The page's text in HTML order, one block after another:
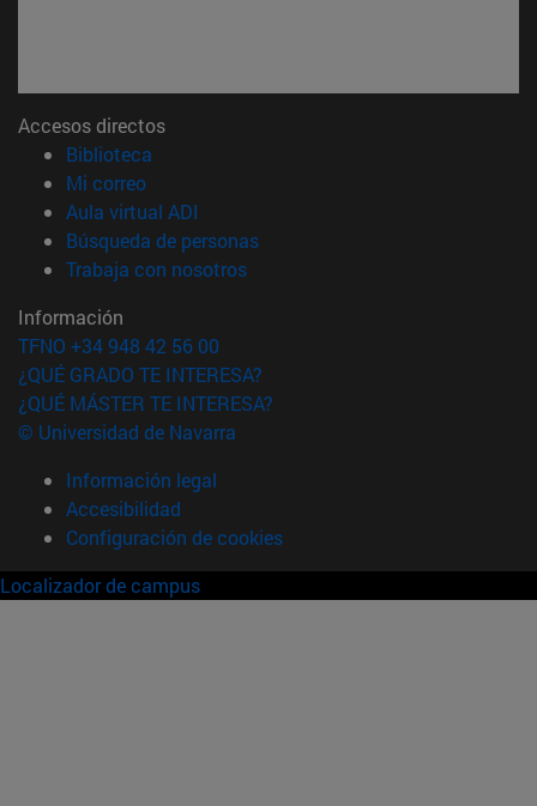
Accesos directos
Biblioteca
Mi correo(abre en nueva ventana)
Aula virtual ADI
Búsqueda de personas(abre en nueva ventana)
Trabaja con nosotros(abre en nueva ventana)
Información
TFNO +34 948 42 56 00
¿QUÉ GRADO TE INTERESA?
¿QUÉ MÁSTER TE INTERESA?
© Universidad de Navarra
Información legal
Accesibilidad
Configuración de cookies
Localizador de campus